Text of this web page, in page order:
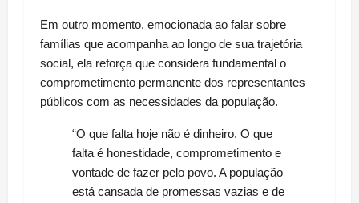
Em outro momento, emocionada ao falar sobre
famílias que acompanha ao longo de sua trajetória
social, ela reforça que considera fundamental o
comprometimento permanente dos representantes
públicos com as necessidades da população.
“O que falta hoje não é dinheiro. O que
falta é honestidade, comprometimento e
vontade de fazer pelo povo. A população
está cansada de promessas vazias e de